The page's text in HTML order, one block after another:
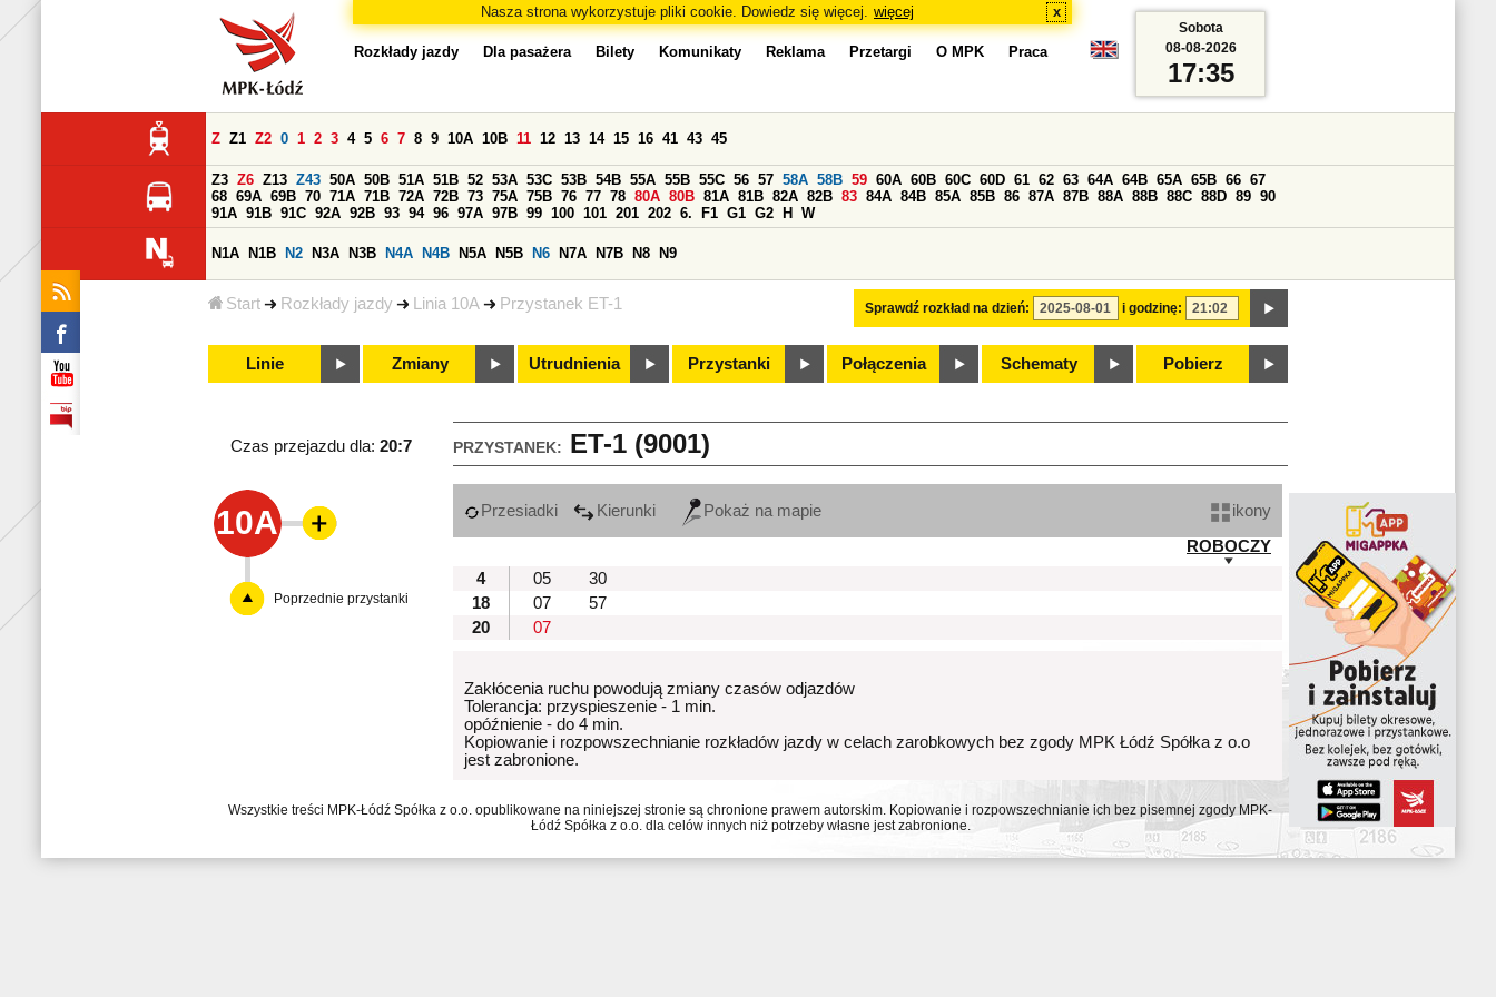
Nasza strona wykorzystuje pliki cookie. Dowiedz się więcej. więcej x
Start Rozkłady jazdy Linia 10A Przystanek ET-1
Rozkłady jazdy Dla pasażera Bilety Komunikaty Reklama Przetargi O MPK Praca
Sprawdź rozkład na dzień: i godzinę:
Z Z1 Z2 0 1 2 3 4 5 6 7 8 9 10A 10B 11 12 13 14 15 16 41 43 45
Z3 Z6 Z13 Z43 50A 50B 51A 51B 52 53A 53C 53B 54B 55A 55B 55C 56 57 58A 58B 59 60A 60B 60C 60D 61 62 63 64A 64B 65A 65B 66 67
68 69A 69B 70 71A 71B 72A 72B 73 75A 75B 76 77 78 80A 80B 81A 81B 82A 82B 83 84A 84B 85A 85B 86 87A 87B 88A 88B 88C 88D 89 90
91A 91B 91C 92A 92B 93 94 96 97A 97B 99 100 101 201 202 6. F1 G1 G2 H W
N1A N1B N2 N3A N3B N4A N4B N5A N5B N6 N7A N7B N8 N9
Linie Zmiany Utrudnienia Przystanki Połączenia Schematy Pobierz
Sobota
08-08-2026
17:35
PRZYSTANEK: ET-1 (9001)
Czas przejazdu dla: 20:7
10A Przesiadki Kierunki Pokaż na mapie
ikony
ROBOCZY
4
05
30
18
07
57
20
07
Zakłócenia ruchu powodują zmiany czasów odjazdów
Tolerancja: przyspieszenie - 1 min.
opóźnienie - do 4 min.
Kopiowanie i rozpowszechnianie rozkładów jazdy w celach zarobkowych bez zgody MPK Łódź Spółka z o.o
jest zabronione.
Poprzednie przystanki
Wszystkie treści MPK-Łódź Spółka z o.o. opublikowane na niniejszej stronie są chronione prawem autorskim. Kopiowanie i rozpowszechnianie ich bez pisemnej zgody MPK-
Łódź Spółka z o.o. dla celów innych niż potrzeby własne jest zabronione.